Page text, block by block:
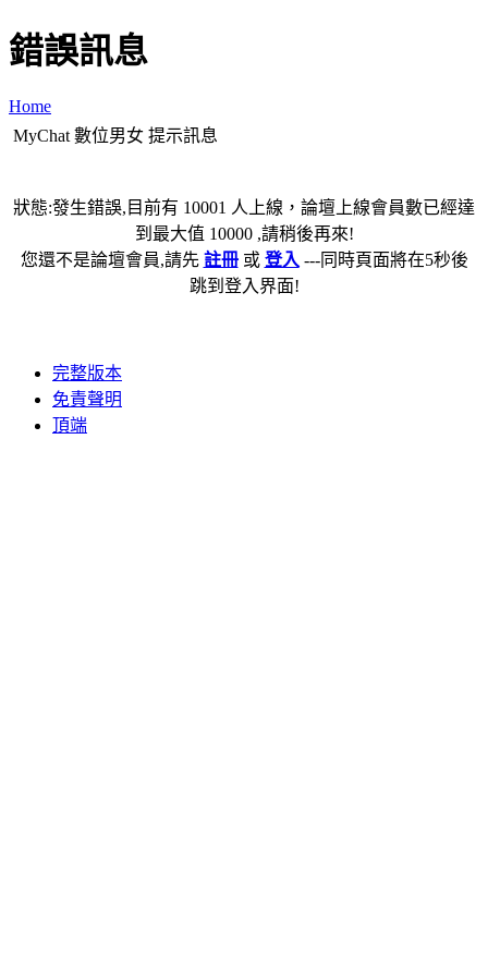
錯誤訊息
Home
MyChat 數位男女 提示訊息
狀態:發生錯誤,目前有 10001 人上線，論壇上線會員數已經達
到最大值 10000 ,請稍後再來!
您還不是論壇會員,請先 註冊或 登入 ---同時頁面將在5秒後
跳到登入界面!
完整版本
免責聲明
頂端